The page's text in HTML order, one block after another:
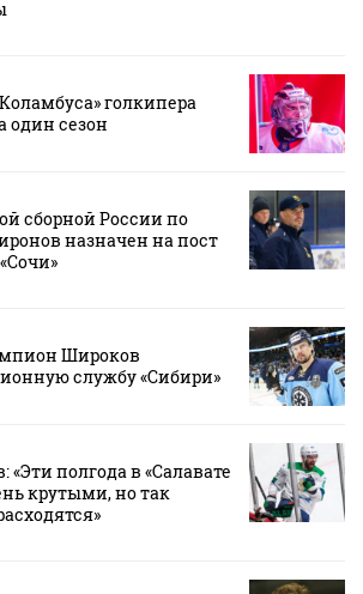
голкипера
один сезон
сборной России по
назначен на пост
Широков
службу «Сибири»
«Эти полгода в «Салавате
крутыми, но так